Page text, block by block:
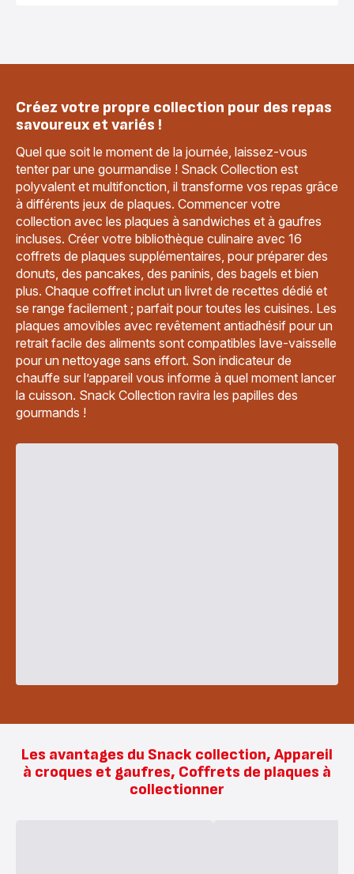
Créez votre propre collection pour des repas
savoureux et variés !
Quel que soit le moment de la journée, laissez-vous
tenter par une gourmandise ! Snack Collection est
polyvalent et multifonction, il transforme vos repas grâce
à différents jeux de plaques. Commencer votre
collection avec les plaques à sandwiches et à gaufres
incluses. Créer votre bibliothèque culinaire avec 16
coffrets de plaques supplémentaires, pour préparer des
donuts, des pancakes, des paninis, des bagels et bien
plus. Chaque coffret inclut un livret de recettes dédié et
se range facilement ; parfait pour toutes les cuisines. Les
plaques amovibles avec revêtement antiadhésif pour un
retrait facile des aliments sont compatibles lave-vaisselle
pour un nettoyage sans effort. Son indicateur de
chauffe sur l’appareil vous informe à quel moment lancer
la cuisson. Snack Collection ravira les papilles des
gourmands !
Les avantages du Snack collection, Appareil
à croques et gaufres, Coffrets de plaques à
collectionner